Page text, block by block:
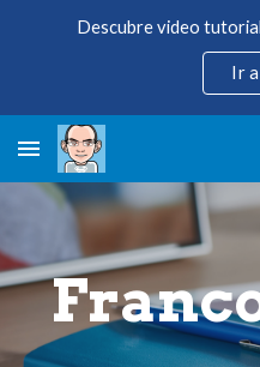
Descubre video
Ir